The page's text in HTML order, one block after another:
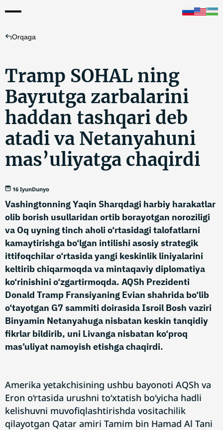
Orqaga
Tramp SOHAL ning
Bayrutga zarbalarini
haddan tashqari deb
atadi va Netanyahuni
mas’uliyatga chaqirdi
16 IyunDunyo
Vashingtonning Yaqin Sharqdagi harbiy harakatlar
olib borish usullaridan ortib borayotgan noroziligi
va Oq uyning tinch aholi o‘rtasidagi talofatlarni
kamaytirishga bo‘lgan intilishi asosiy strategik
ittifoqchilar o‘rtasida yangi keskinlik liniyalarini
keltirib chiqarmoqda va mintaqaviy diplomatiya
ko‘rinishini o‘zgartirmoqda. AQSh Prezidenti
Donald Tramp Fransiyaning Evian shahrida bo‘lib
o‘tayotgan G7 sammiti doirasida Isroil Bosh vaziri
Binyamin Netanyahuga nisbatan keskin tanqidiy
fikrlar bildirib, uni Livanga nisbatan ko‘proq
mas’uliyat namoyish etishga chaqirdi.
Amerika yetakchisining ushbu bayonoti AQSh va
Eron o‘rtasida urushni to‘xtatish bo‘yicha hadli
kelishuvni muvofiqlashtirishda vositachilik
qilayotgan Qatar amiri Tamim bin Hamad Al Tani